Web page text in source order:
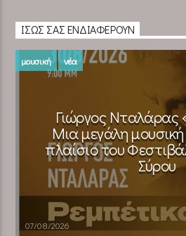
ΊΣΩΣ ΣΑΣ ΕΝΔΙΑΦΈΡΟΥΝ
μουσική νέα
Γιώργος Νταλάρας
Μια μεγάλη
πλαίσιο του
Σύρου
07/08/2026